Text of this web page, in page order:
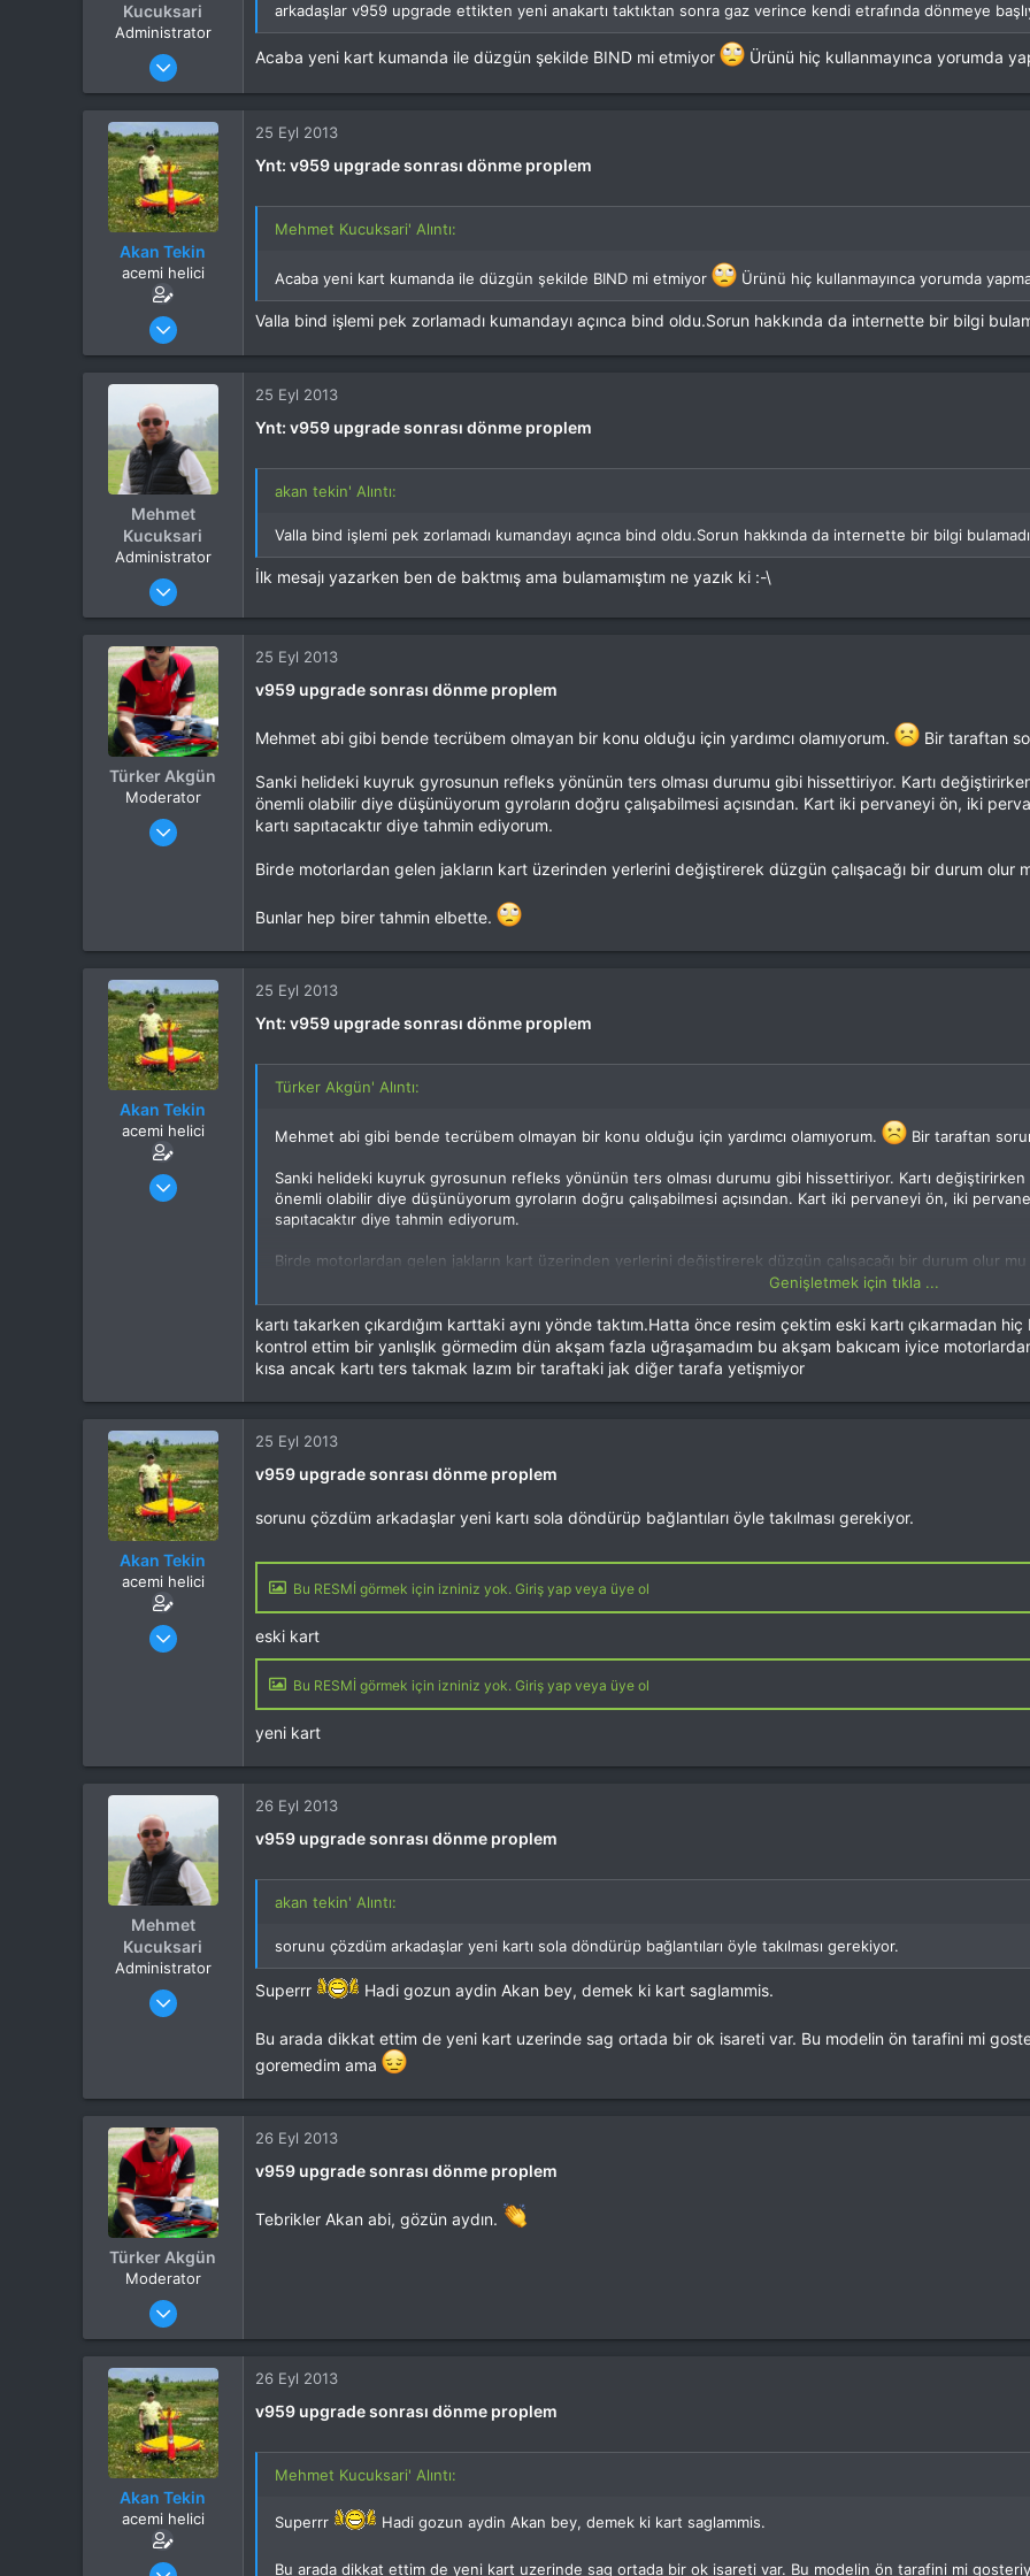
Kucuksari
Administrator
4 Eki 2012
Mesajlar
Tepkime puanı
44,114
Yaş
53
Konum
Kocaeli
İlgi Alanı
Heli
arkadaşlar v959 upgrade ettikten yeni anakartı taktıktan sonra gaz verince kendi etrafında dönmeye
Acaba yeni kart kumanda ile düzgün şekilde BIND mi etmiyor Ürünü hiç kullanmayınca yorumda
Akan Tekin
acemi helici
Mesajlar
Tepkime puanı
873
Yaş
54
İlgi Alanı
Heli
25 Eyl 2013
Ynt: v959 upgrade sonrası dönme proplem
Mehmet Kucuksari' Alıntı:
Acaba yeni kart kumanda ile düzgün şekilde BIND mi etmiyor Ürünü hiç kullanmayınca yorumda
Valla bind işlemi pek zorlamadı kumandayı açınca bind oldu.Sorun hakkında da internette bir bilgi
Mehmet
Kucuksari
Administrator
4 Eki 2012
Mesajlar
Tepkime puanı
44,114
Yaş
53
Konum
Kocaeli
İlgi Alanı
Heli
25 Eyl 2013
Ynt: v959 upgrade sonrası dönme proplem
akan tekin' Alıntı:
Valla bind işlemi pek zorlamadı kumandayı açınca bind oldu.Sorun hakkında da internette bir bilgi
İlk mesajı yazarken ben de baktmış ama bulamamıştım ne yazık ki :-\
Türker Akgün
Moderator
4 Eki 2012
Mesajlar
İlgi Alanı
Heli
25 Eyl 2013
v959 upgrade sonrası dönme proplem
Mehmet abi gibi bende tecrübem olmayan bir konu olduğu için yardımcı olamıyorum. Bir taraftan
Sanki helideki kuyruk gyrosunun refleks yönünün ters olması durumu gibi hissettiriyor. Kartı
önemli olabilir diye düşünüyorum gyroların doğru çalışabilmesi açısından. Kart iki pervaneyi ön, iki
kartı sapıtacaktır diye tahmin ediyorum.
Birde motorlardan gelen jakların kart üzerinden yerlerini değiştirerek düzgün çalışacağı bir durum olur
Bunlar hep birer tahmin elbette.
Akan Tekin
acemi helici
Mesajlar
25 Eyl 2013
Ynt: v959 upgrade sonrası dönme proplem
Türker Akgün' Alıntı:
Mehmet abi gibi bende tecrübem olmayan bir konu olduğu için yardımcı olamıyorum. Bir taraftan
Sanki helideki kuyruk gyrosunun refleks yönünün ters olması durumu gibi hissettiriyor. Kartı
önemli olabilir diye düşünüyorum gyroların doğru çalışabilmesi açısından. Kart iki pervaneyi ön, iki
sapıtacaktır diye tahmin ediyorum.
Birde motorlardan gelen jakların kart üzerinden yerlerini değiştirerek düzgün çalışacağı bir durum olur
Bunlar hep birer tahmin elbette.
Genişletmek için tıkla ...
kartı takarken çıkardığım karttaki aynı yönde taktım.Hatta önce resim çektim eski kartı çıkarmadan
kontrol ettim bir yanlışlık görmedim dün akşam fazla uğraşamadım bu akşam bakıcam iyice
kısa ancak kartı ters takmak lazım bir taraftaki jak diğer tarafa yetişmiyor
Akan Tekin
acemi helici
Mesajlar
25 Eyl 2013
v959 upgrade sonrası dönme proplem
sorunu çözdüm arkadaşlar yeni kartı sola döndürüp bağlantıları öyle takılması gerekiyor.
Bu RESMİ görmek için izniniz yok. Giriş yap veya üye ol
eski kart
Bu RESMİ görmek için izniniz yok. Giriş yap veya üye ol
yeni kart
Mehmet
Kucuksari
Administrator
4 Eki 2012
Mesajlar
İlgi Alanı
Heli
26 Eyl 2013
v959 upgrade sonrası dönme proplem
akan tekin' Alıntı:
sorunu çözdüm arkadaşlar yeni kartı sola döndürüp bağlantıları öyle takılması gerekiyor.
Superrr Hadi gozun aydin Akan bey, demek ki kart saglammis.
Bu arada dikkat ettim de yeni kart uzerinde sag ortada bir ok isareti var. Bu modelin ön tarafini mi
goremedim ama
Türker Akgün
Moderator
4 Eki 2012
Mesajlar
Tepkime puanı
15,560
Yaş
46
Konum
Kocaeli
İlgi Alanı
Heli
26 Eyl 2013
v959 upgrade sonrası dönme proplem
Tebrikler Akan abi, gözün aydın.
Akan Tekin
acemi helici
26 Eyl 2013
v959 upgrade sonrası dönme proplem
Mehmet Kucuksari' Alıntı:
Superrr Hadi gozun aydin Akan bey, demek ki kart saglammis.
Bu arada dikkat ettim de yeni kart uzerinde sag ortada bir ok isareti var. Bu modelin ön tarafini mi